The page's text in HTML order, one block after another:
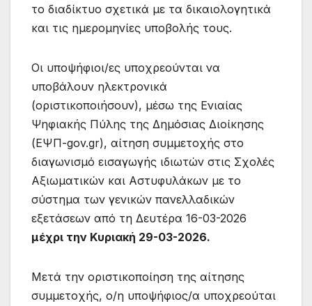
το διαδίκτυο σχετικά με τα δικαιολογητικά
και τις ημερομηνίες υποβολής τους.
Οι υποψήφιοι/ες υποχρεούνται να
υποβάλουν ηλεκτρονικά
(οριστικοποιήσουν), μέσω της Ενιαίας
Ψηφιακής Πύλης της Δημόσιας Διοίκησης
(ΕΨΠ-gov.gr), αίτηση συμμετοχής στο
διαγωνισμό εισαγωγής ιδιωτών στις Σχολές
Αξιωματικών και Αστυφυλάκων με το
σύστημα των γενικών πανελλαδικών
εξετάσεων από τη Δευτέρα 16-03-2026
μέχρι την Κυριακή 29-03-2026.
Μετά την οριστικοποίηση της αίτησης
συμμετοχής, ο/η υποψήφιος/α υποχρεούται